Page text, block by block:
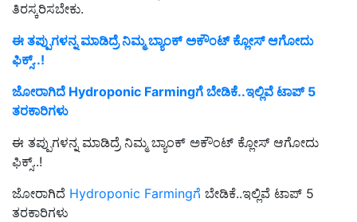
ತಿರಸ್ಕರಿಸಬೇಕು.
ಈ ತಪ್ಪುಗಳನ್ನ ಮಾಡಿದ್ರೆ ನಿಮ್ಮ ಬ್ಯಾಂಕ್ ಅಕೌಂಟ್ ಕ್ಲೋಸ್ ಆಗೋದು
ಫಿಕ್ಸ್..!
ಜೋರಾಗಿದೆ Hydroponic Farmingಗೆ ಬೇಡಿಕೆ..ಇಲ್ಲಿವೆ ಟಾಪ್‌ 5
ತರಕಾರಿಗಳು
ಈ ತಪ್ಪುಗಳನ್ನ ಮಾಡಿದ್ರೆ ನಿಮ್ಮ ಬ್ಯಾಂಕ್ ಅಕೌಂಟ್ ಕ್ಲೋಸ್ ಆಗೋದು
ಫಿಕ್ಸ್..!
ಜೋರಾಗಿದೆ Hydroponic Farmingಗೆ ಬೇಡಿಕೆ..ಇಲ್ಲಿವೆ ಟಾಪ್‌ 5
ತರಕಾರಿಗಳು